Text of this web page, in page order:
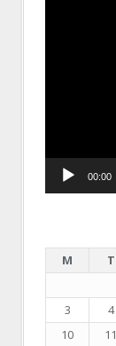
00:00
M
T
3
4
10
11